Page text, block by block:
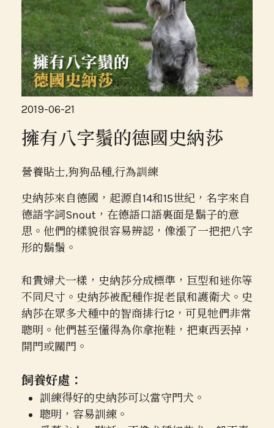
2019-06-21
擁有八字鬚的德國史納莎
營養貼士,狗狗品種,行為訓練
史納莎來自德國，起源自14和15世紀，名字來自
德語字詞Snout，在德語口語裏面是鬍子的意
思。他們的樣貌很容易辨認，像漲了一把把八字
形的鬍鬚。
和貴婦犬一樣，史納莎分成標準，巨型和迷你等
不同尺寸。史納莎被配種作捉老鼠和護衛犬。史
納莎在眾多犬種中的智商排行12，可見牠們非常
聰明。他們甚至懂得為你拿拖鞋，把東西丟掉，
開門或關門。
飼養好處：
訓練得好的史納莎可以當守門犬。
聰明，容易訓練。